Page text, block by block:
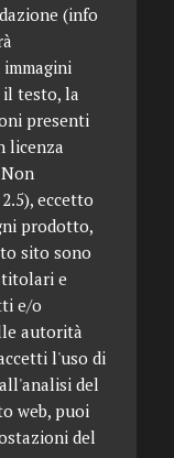
(info
testo, la
presenti
licenza
eccetto
prodotto,
sito sono
e
e/o
autorità
l'uso di
del
web, puoi
del